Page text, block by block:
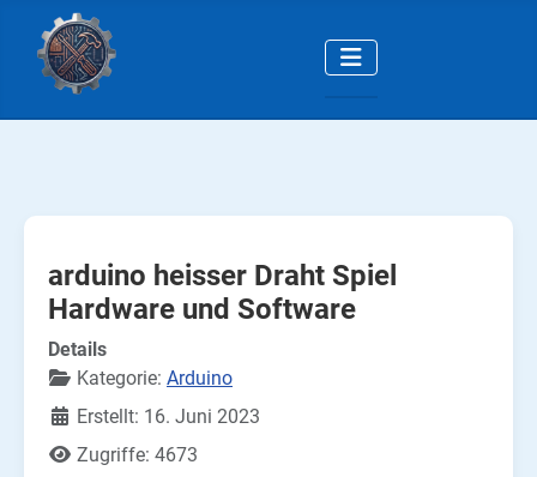
arduino heisser Draht Spiel
Hardware und Software
Details
Kategorie: Arduino
Erstellt: 16. Juni 2023
Zugriffe: 4673